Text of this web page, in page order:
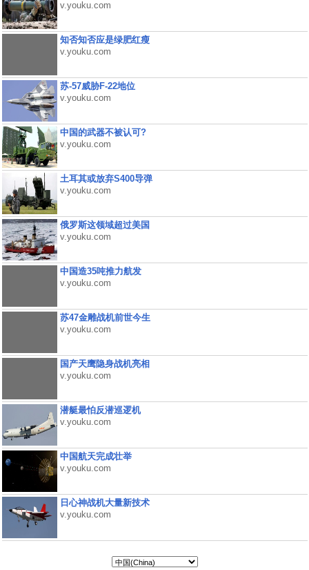
v.youku.com
知否知否应是绿肥红瘦
v.youku.com
苏-57威胁F-22地位
v.youku.com
中国的武器不被认可?
v.youku.com
土耳其或放弃S400导弹
v.youku.com
俄罗斯这领域超过美国
v.youku.com
中国造35吨推力航发
v.youku.com
苏47金雕战机前世今生
v.youku.com
国产天鹰隐身战机亮相
v.youku.com
潜艇最怕反潜巡逻机
v.youku.com
中国航天完成壮举
v.youku.com
日心神战机大量新技术
v.youku.com